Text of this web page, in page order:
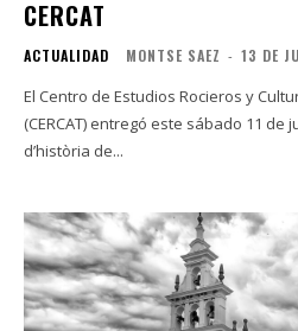
CERCAT
ACTUALIDAD MONTSE SAEZ - 13 DE
El Centro de Estudios Rocieros y
(CERCAT) entregó este sábado 11
d’història de...